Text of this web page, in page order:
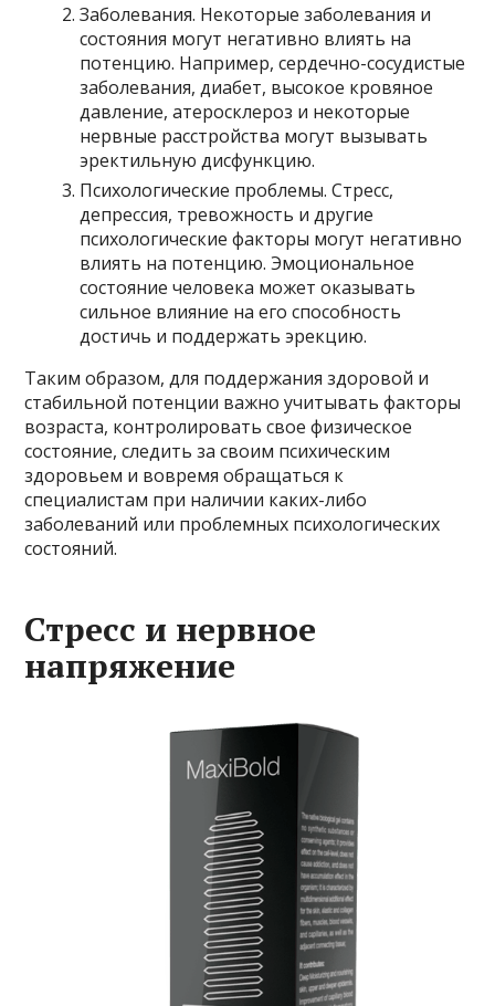
Заболевания. Некоторые заболевания и
состояния могут негативно влиять на
потенцию. Например, сердечно-сосудистые
заболевания, диабет, высокое кровяное
давление, атеросклероз и некоторые
нервные расстройства могут вызывать
эректильную дисфункцию.
Психологические проблемы. Стресс,
депрессия, тревожность и другие
психологические факторы могут негативно
влиять на потенцию. Эмоциональное
состояние человека может оказывать
сильное влияние на его способность
достичь и поддержать эрекцию.
Таким образом, для поддержания здоровой и
стабильной потенции важно учитывать факторы
возраста, контролировать свое физическое
состояние, следить за своим психическим
здоровьем и вовремя обращаться к
специалистам при наличии каких-либо
заболеваний или проблемных психологических
состояний.
Стресс и нервное
напряжение